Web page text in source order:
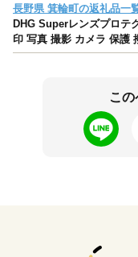
長野県 箕輪町の返礼品一
DHG Superレンズプロテ
印 写真 撮影 カメラ 保護
こ